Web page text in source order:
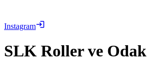
Instagram
SLK Roller ve Odak